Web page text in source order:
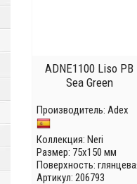
ADNE1100 Liso PB
Sea Green
Производитель: Adex
Коллекция: Neri
Размер: 75x150 мм
Поверхность:
Артикул: 206793